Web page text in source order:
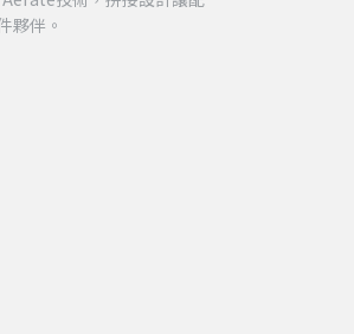
夥伴。